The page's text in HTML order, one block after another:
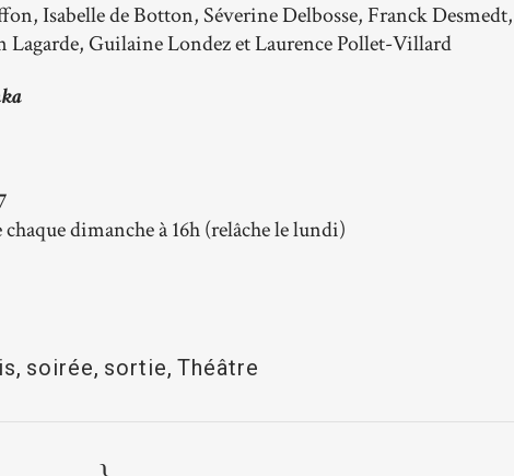
Isabelle de Botton, Séverine Delbosse, Franck Desmedt,
Guilaine Londez et Laurence Pollet-Villard
dimanche à 16h (relâche le lundi)
, soirée, sortie, Théâtre